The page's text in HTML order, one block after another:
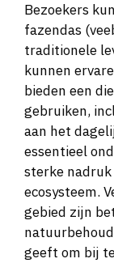
Bezoekers
fazendas
traditionele
kunnen
bieden een
gebruiken,
aan het
essentieel
sterke
ecosysteem.
gebied zijn
geeft om bij